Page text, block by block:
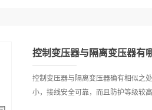
控制变压器与隔离变压器有
控制变压器与隔离变压器确有相似之
小，接线安全可靠，而且防护等级较